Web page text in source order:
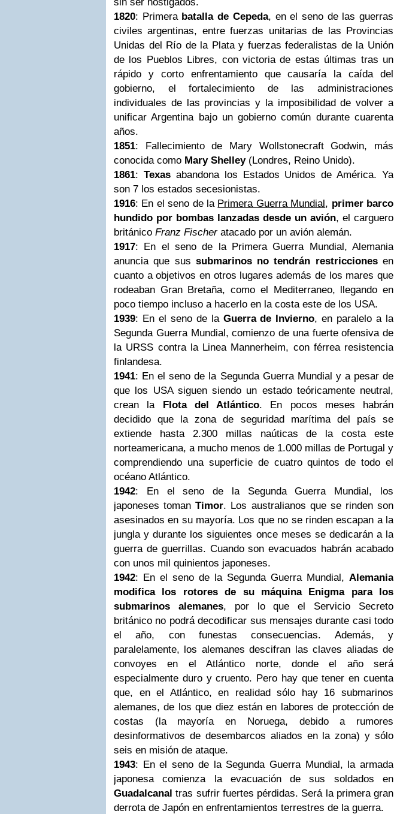
1820: Primera batalla de Cepeda, en el seno de las guerras
civiles argentinas, entre fuerzas unitarias de las Provincias
Unidas del Río de la Plata y fuerzas federalistas de la Unión
de los Pueblos Libres, con victoria de estas últimas tras un
rápido y corto enfrentamiento que causaría la caída del
gobierno, el fortalecimiento de las administraciones
individuales de las provincias y la imposibilidad de volver a
unificar Argentina bajo un gobierno común durante cuarenta
años.
1851: Fallecimiento de Mary Wollstonecraft Godwin, más
conocida como Mary Shelley(Londres, Reino Unido).
1861: Texas abandona los Estados Unidos de América. Ya
son 7 los estados secesionistas.
1916: En el seno de la Primera Guerra Mundial, primer barco
hundido por bombas lanzadas desde un avión, el carguero
británico Franz Fischeratacado por un avión alemán.
1917: En el seno de la Primera Guerra Mundial, Alemania
anuncia que sus submarinos no tendrán restriccionesen
cuanto a objetivos en otros lugares además de los mares que
rodeaban Gran Bretaña, como el Mediterraneo, llegando en
poco tiempo incluso a hacerlo en la costa este de los USA.
1939: En el seno de la Guerra de Invierno, en paralelo a la
Segunda Guerra Mundial, comienzo de una fuerte ofensiva de
la URSS contra la Linea Mannerheim, con férrea resistencia
finlandesa.
1941: En el seno de la Segunda Guerra Mundial y a pesar de
que los USA siguen siendo un estado teóricamente neutral,
crean la Flota del Atlántico. En pocos meses habrán
decidido que la zona de seguridad marítima del país se
extiende hasta 2.300 millas naúticas de la costa este
norteamericana, a mucho menos de 1.000 millas de Portugal y
comprendiendo una superficie de cuatro quintos de todo el
océano Atlántico.
1942: En el seno de la Segunda Guerra Mundial, los
japoneses tomanTimor. Los australianos que se rinden son
asesinados en su mayoría. Los que no se rinden escapan a la
jungla y durante los siguientes once meses se dedicarán a la
guerra de guerrillas. Cuando son evacuados habrán acabado
con unos mil quinientos japoneses.
1942: En el seno de la Segunda Guerra Mundial, Alemania
modifica los rotores de su máquina Enigma para los
submarinos alemanes, por lo que el Servicio Secreto
británico no podrá decodificar sus mensajes durante casi todo
el año, con funestas consecuencias. Además, y
paralelamente, los alemanes descifran las claves aliadas de
convoyes en el Atlántico norte, donde el año será
especialmente duro y cruento. Pero hay que tener en cuenta
que, en el Atlántico, en realidad sólo hay 16 submarinos
alemanes, de los que diez están en labores de protección de
costas (la mayoría en Noruega, debido a rumores
desinformativos de desembarcos aliados en la zona) y sólo
seis en misión de ataque.
1943: En el seno de la Segunda Guerra Mundial, la armada
japonesa comienza la evacuación de sus soldados en
Guadalcanal tras sufrir fuertes pérdidas. Será la primera gran
derrota de Japón en enfrentamientos terrestres de la guerra.